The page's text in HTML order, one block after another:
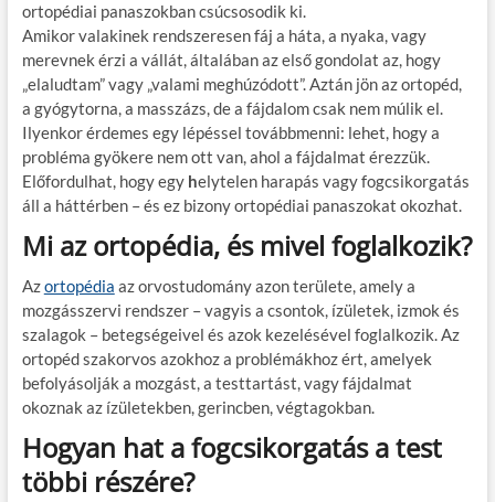
ortopédiai panaszokban csúcsosodik ki.
Amikor valakinek rendszeresen fáj a háta, a nyaka, vagy
merevnek érzi a vállát, általában az első gondolat az, hogy
„elaludtam” vagy „valami meghúzódott”. Aztán jön az ortopéd,
a gyógytorna, a masszázs, de a fájdalom csak nem múlik el.
Ilyenkor érdemes egy lépéssel továbbmenni: lehet, hogy a
probléma gyökere nem ott van, ahol a fájdalmat érezzük.
Előfordulhat, hogy egy helytelen harapás vagy fogcsikorgatás
áll a háttérben – és ez bizony ortopédiai panaszokat okozhat.
Mi az ortopédia, és mivel foglalkozik?
Azortopédia az orvostudomány azon területe, amely a
mozgásszervi rendszer – vagyis a csontok, ízületek, izmok és
szalagok – betegségeivel és azok kezelésével foglalkozik. Az
ortopéd szakorvos azokhoz a problémákhoz ért, amelyek
befolyásolják a mozgást, a testtartást, vagy fájdalmat
okoznak az ízületekben, gerincben, végtagokban.
Hogyan hat a fogcsikorgatás a test
többi részére?